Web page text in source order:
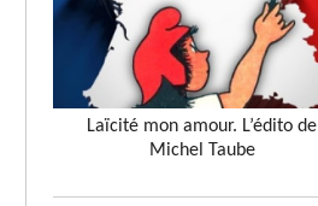
Laïcité mon amour. L’édito de
Michel Taube